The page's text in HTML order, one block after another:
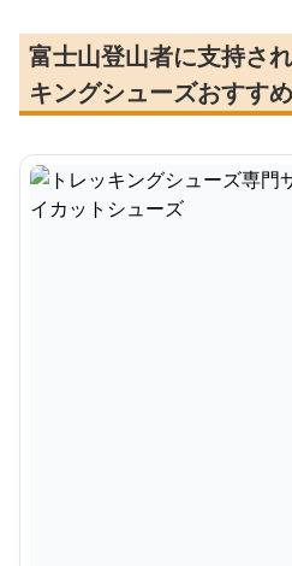
富士山登山者に支持さ
キングシューズおすす